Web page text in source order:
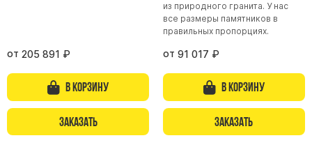
от 205 891 ₽
В корзину
Заказать
из природного гранита. У нас
все размеры памятников в
правильных пропорциях.
от 91 017 ₽
В корзину
Заказать